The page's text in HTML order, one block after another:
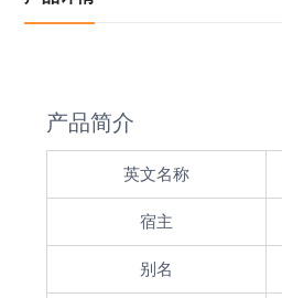
产品简介
英文名称
宿主
别名